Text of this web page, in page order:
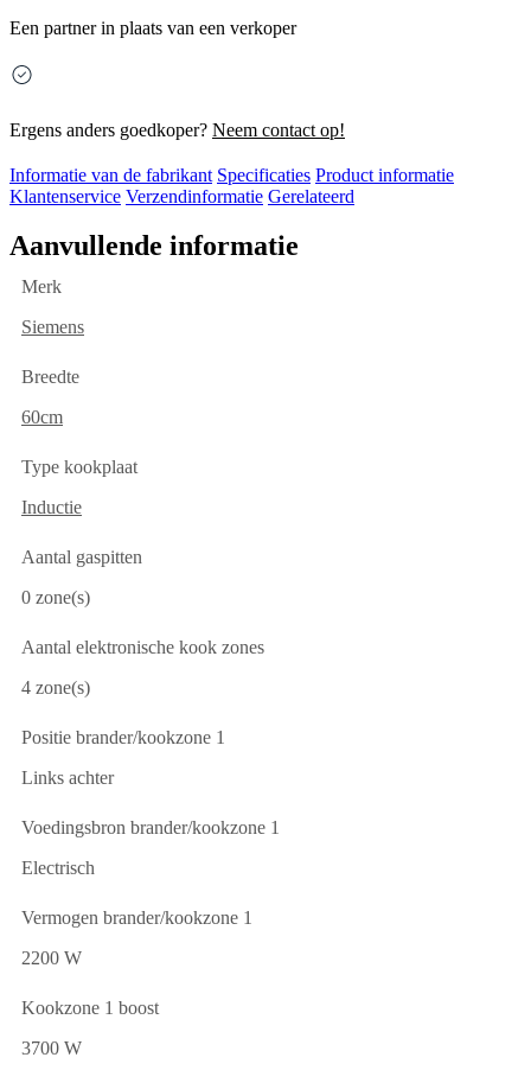
Een partner in plaats van een verkoper
Ergens anders goedkoper? Neem contact op!
Informatie van de fabrikant Specificaties Product informatie
Klantenservice Verzendinformatie Gerelateerd
Aanvullende informatie
Merk
Siemens
Breedte
60cm
Type kookplaat
Inductie
Aantal gaspitten
0 zone(s)
Aantal elektronische kook zones
4 zone(s)
Positie brander/kookzone 1
Links achter
Voedingsbron brander/kookzone 1
Electrisch
Vermogen brander/kookzone 1
2200 W
Kookzone 1 boost
3700 W